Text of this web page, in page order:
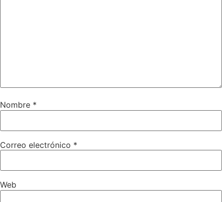
Nombre *
Correo electrónico *
Web